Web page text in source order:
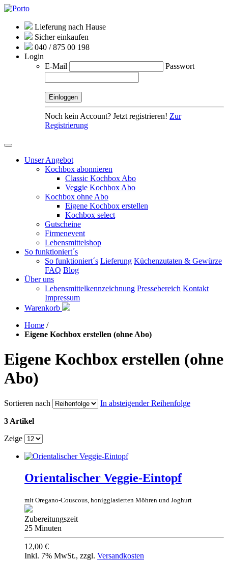
Lieferung nach Hause
Sicher einkaufen
040 / 875 00 198
Login
E-Mail
Passwort
Noch kein Account? Jetzt registrieren! Zur
Registrierung
Unser Angebot
Kochbox abonnieren
Classic Kochbox Abo
Veggie Kochbox Abo
Kochbox ohne Abo
Eigene Kochbox erstellen
Kochbox select
Gutscheine
Firmenevent
Lebensmittelshop
So funktioniert´s
So funktioniert´s Lieferung Küchenzutaten & Gewürze
FAQ Blog
Über uns
Lebensmittelkennzeichnung Pressebereich Kontakt
Impressum
Warenkorb
Home /
Eigene Kochbox erstellen (ohne Abo)
Eigene Kochbox erstellen (ohne
Abo)
Sortieren nach In absteigender Reihenfolge
3 Artikel
Zeige
Orientalischer Veggie-Eintopf
mit Oregano-Couscous, honigglasierten Möhren und Joghurt
Zubereitungszeit
25 Minuten
12,00 €
Inkl. 7% MwSt., zzgl. Versandkosten